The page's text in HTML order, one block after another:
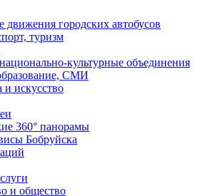
движения городских автобусов
туризм
культурные объединения
СМИ
и искусство
360° панорамы
Бобруйска
и общество